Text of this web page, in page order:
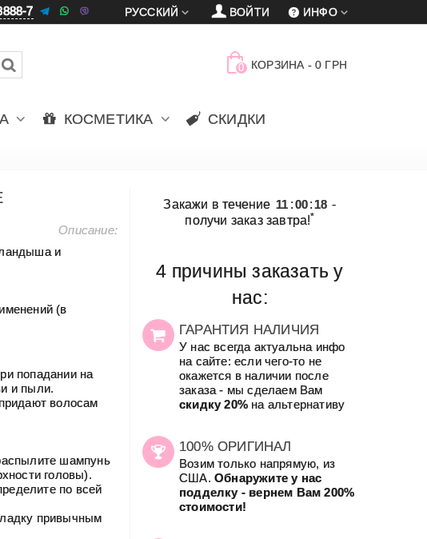
7 更 車 賈 ИНФО
ВОЙТИ
РУССКИЙ
0 КОРЗИНА - 0 ГРН
КОСМЕТИКА СКИДКИ
Описание:
и
(в
попадании на
и пыли.
волосам
шампунь
головы).
по всей
привычным
Закажи в течение 11 :00:18 -
получи заказ завтра!*
4 причины заказать у
нас:
ГАРАНТИЯ НАЛИЧИЯ
У нас всегда актуальна инфо
на сайте: если чего-то не
окажется в наличии после
заказа - мы сделаем Вам
скидку 20%на альтернативу
100% ОРИГИНАЛ
Возим только напрямую, из
США. Обнаружите у нас
подделку - вернем Вам 200%
стоимости!